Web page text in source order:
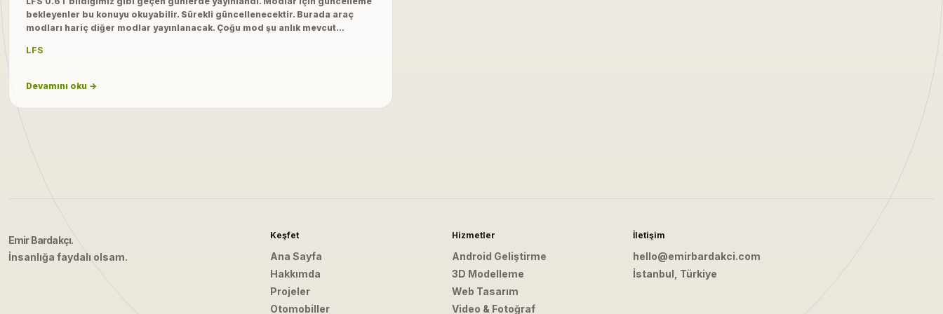
bekleyenler bu konuyu okuyabilir. Sürekli güncellenecektir. Burada araç
modları hariç diğer modlar yayınlanacak. Çoğu mod şu anlık mevcut…
LFS
Devamını oku →
Emir Bardakçı.
İnsanlığa faydalı olsam.
Keşfet
Ana Sayfa
Hakkımda
Projeler
Otomobiller
Hizmetler
Android Geliştirme
3D Modelleme
Web Tasarım
Video & Fotoğraf
İletişim
hello@emirbardakci.com
İstanbul, Türkiye